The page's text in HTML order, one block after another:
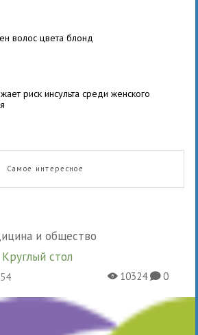
волос цвета блонд
риск инсульта среди женского
Самое интересное
и общество
Круглый стол
X10324K0